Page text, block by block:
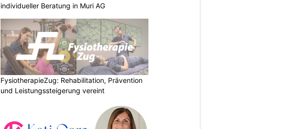
individueller Beratung in Muri AG
FysiotherapieZug: Rehabilitation, Prävention
und Leistungssteigerung vereint